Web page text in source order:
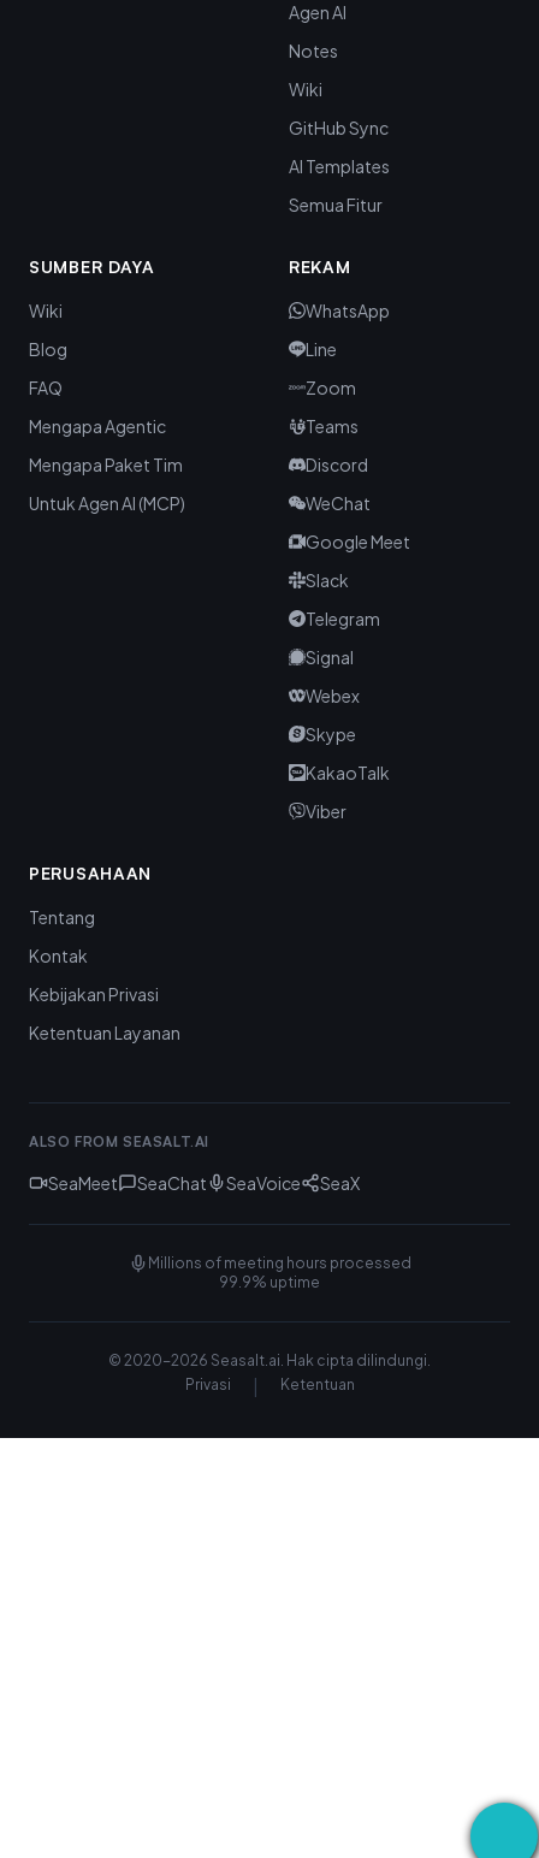
Agen AI
Notes
Wiki
GitHub Sync
AI Templates
Semua Fitur
SUMBER DAYA
Wiki
Blog
FAQ
Mengapa Agentic
Mengapa Paket Tim
Untuk Agen AI (MCP)
REKAM
WhatsApp
Line
Zoom
Teams
Discord
WeChat
Google Meet
Slack
Telegram
Signal
Webex
Skype
KakaoTalk
Viber
PERUSAHAAN
Tentang
Kontak
Kebijakan Privasi
Ketentuan Layanan
ALSO FROM SEASALT.AI
SeaMeet SeaChat SeaVoice SeaX
Millions of meeting hours processed
99.9% uptime
© 2020-2026 Seasalt.ai. Hak cipta dilindungi.
Privasi
| Ketentuan